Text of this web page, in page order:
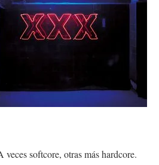
softcore, otras más hardcore.